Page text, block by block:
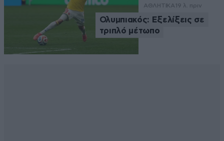
ΑΘΛΗΤΙΚΑ 19 λ. πριν
Ολυμπιακός: Εξελίξεις σε
τριπλό μέτωπο